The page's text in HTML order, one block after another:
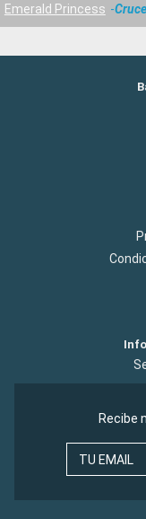
Emerald Princess
Recibe
TU EMAIL